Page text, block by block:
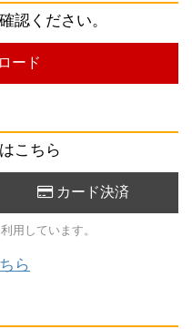
認ください。
ード
こちら
カード決済
用しています。
ら